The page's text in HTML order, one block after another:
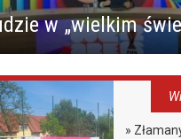
w „wielkim
»